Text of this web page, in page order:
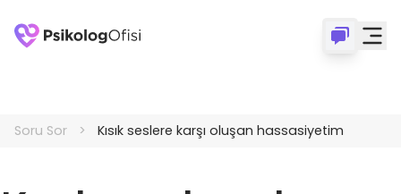
Soru Sor Kısık seslere karşı oluşan hassasiyetim